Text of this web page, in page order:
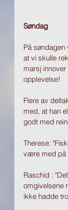
Søndag
På
at vi skulle
marsj
opplevelse!
Flere av
med, at han
godt med
Therese:
være med på
Raschid :
omgivelsene
ikke hadde